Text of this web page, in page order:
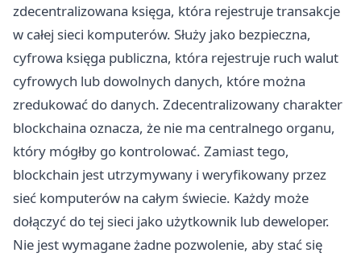
zdecentralizowana księga, która rejestruje transakcje
w całej sieci komputerów. Służy jako bezpieczna,
cyfrowa księga publiczna, która rejestruje ruch walut
cyfrowych lub dowolnych danych, które można
zredukować do danych. Zdecentralizowany charakter
blockchaina oznacza, że nie ma centralnego organu,
który mógłby go kontrolować. Zamiast tego,
blockchain jest utrzymywany i weryfikowany przez
sieć komputerów na całym świecie. Każdy może
dołączyć do tej sieci jako użytkownik lub deweloper.
Nie jest wymagane żadne pozwolenie, aby stać się